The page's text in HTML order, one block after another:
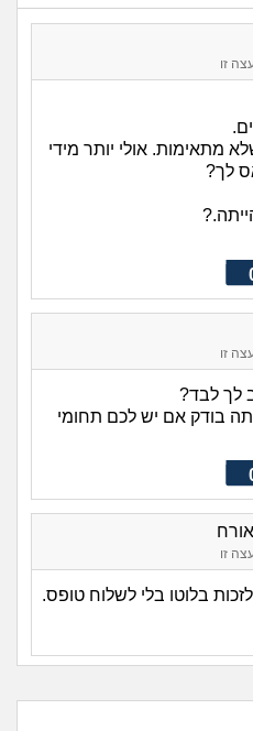
זו
מתאימות. אולי יותר מידי
לך?
זו
לך לבד?
בודק אם יש לכם תחומי
זו
בלוטו בלי לשלוח טופס.